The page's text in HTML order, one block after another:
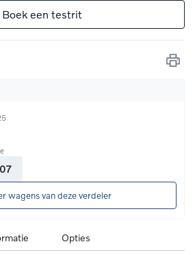
Boek een testrit
wagens van deze verdeler
Opties